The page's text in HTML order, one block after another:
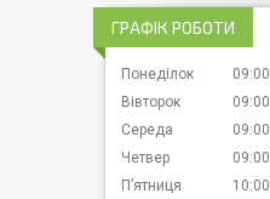
ГРАФІК РОБОТИ
Понеділок 09:00
Вівторок
09:00
Середа
09:00
Четвер
09:00
Пʼятниця
10:00